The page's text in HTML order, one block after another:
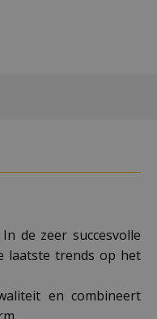
de zeer succesvolle
laatste trends op het
en combineert